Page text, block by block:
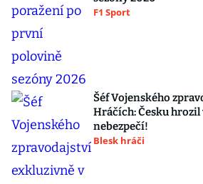
F1 Sport
Šéf Vojenského
Hráčích: Česku hrozil
nebezpečí!
Blesk hráči